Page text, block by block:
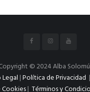
© 2024 Alba
|Política de Privacidad |
| Términos y